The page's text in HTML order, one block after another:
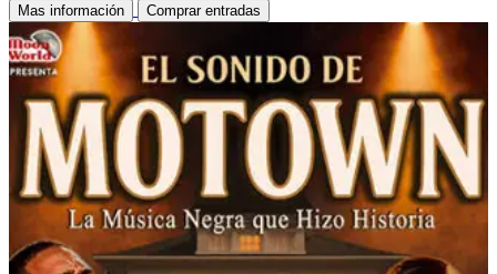
Mas información Comprar entradas